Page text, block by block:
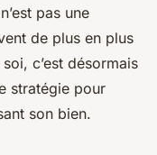
pas une
de plus en plus
c’est désormais
stratégie pour
son bien.